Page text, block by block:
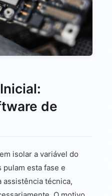
de
isolar a variável do
esta fase e
assistência técnica,